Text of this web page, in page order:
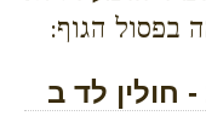
בפסול הגוף:
חולין לד ב